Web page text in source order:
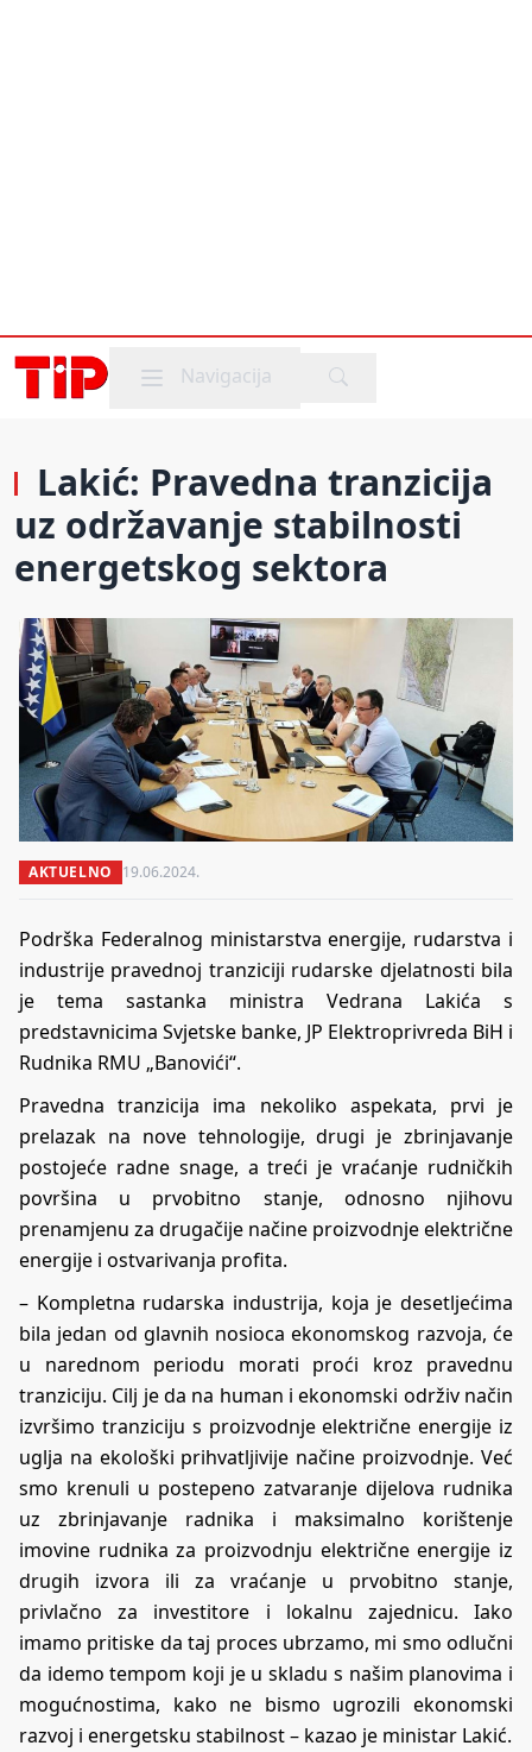
Mobile menu
Navigacija
Lakić: Pravedna tranzicija
uz održavanje stabilnosti
energetskog sektora
AKTUELNO 19.06.2024.
Podrška Federalnog ministarstva energije, rudarstva i
industrije pravednoj tranziciji rudarske djelatnosti bila
je tema sastanka ministra Vedrana Lakića s
predstavnicima Svjetske banke, JP Elektroprivreda BiH i
Rudnika RMU „Banovići“.
Pravedna tranzicija ima nekoliko aspekata, prvi je
prelazak na nove tehnologije, drugi je zbrinjavanje
postojeće radne snage, a treći je vraćanje rudničkih
površina u prvobitno stanje, odnosno njihovu
prenamjenu za drugačije načine proizvodnje električne
energije i ostvarivanja profita.
– Kompletna rudarska industrija, koja je desetljećima
bila jedan od glavnih nosioca ekonomskog razvoja, će
u narednom periodu morati proći kroz pravednu
tranziciju. Cilj je da na human i ekonomski održiv način
izvršimo tranziciju s proizvodnje električne energije iz
uglja na ekološki prihvatljivije načine proizvodnje. Već
smo krenuli u postepeno zatvaranje dijelova rudnika
uz zbrinjavanje radnika i maksimalno korištenje
imovine rudnika za proizvodnju električne energije iz
drugih izvora ili za vraćanje u prvobitno stanje,
privlačno za investitore i lokalnu zajednicu. Iako
imamo pritiske da taj proces ubrzamo, mi smo odlučni
da idemo tempom koji je u skladu s našim planovima i
mogućnostima, kako ne bismo ugrozili ekonomski
razvoj i energetsku stabilnost – kazao je ministar Lakić.